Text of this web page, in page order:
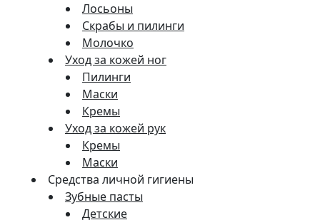
Лосьоны
Скрабы и пилинги
Молочко
Уход за кожей ног
Пилинги
Маски
Кремы
Уход за кожей рук
Кремы
Маски
Средства личной гигиены
Зубные пасты
Детские